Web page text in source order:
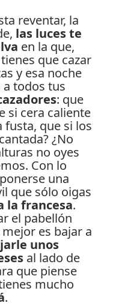
reventar, la
las luces te
en la que,
que cazar
y esa noche
a todos tus
: que
si cera caliente
fusta, que si los
¿No
no oyes
Con lo
una
que sólo oigas
la francesa.
el pabellón
es bajar a
unos
al lado de
que piense
mucho
.